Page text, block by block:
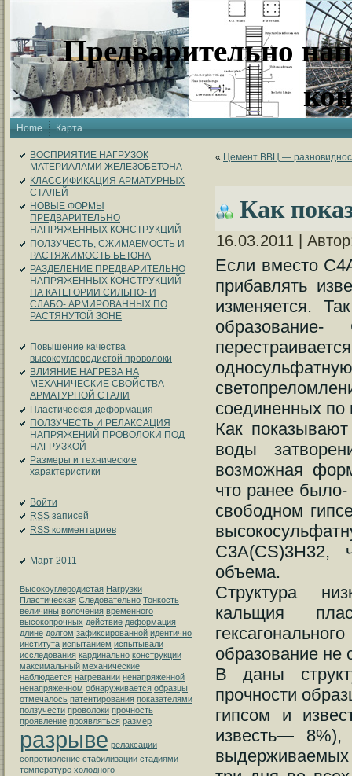
Предварительно
Home Карта
ВОСПРИЯТИЕ НАГРУЗОК
МАТЕРИАЛАМИ ЖЕЛЕЗОБЕТОНА
КЛАССИФИКАЦИЯ АРМАТУРНЫХ
СТАЛЕЙ
НОВЫЕ ФОРМЫ
ПРЕДВАРИТЕЛЬНО
НАПРЯЖЕННЫХ КОНСТРУКЦИЙ
ПОЛЗУЧЕСТЬ, СЖИМАЕМОСТЬ И
РАСТЯЖИМОСТЬ БЕТОНА
РАЗДЕЛЕНИЕ ПРЕДВАРИТЕЛЬНО
НАПРЯЖЕННЫХ КОНСТРУКЦИЙ
НА КАТЕГОРИИ СИЛЬНО- И
СЛАБО- АРМИРОВАННЫХ ПО
РАСТЯНУТОЙ ЗОНЕ
Повышение качества
высокоуглеродистой проволоки
ВЛИЯНИЕ НАГРЕВА НА
МЕХАНИЧЕСКИЕ СВОЙСТВА
АРМАТУРНОЙ СТАЛИ
Пластическая деформация
ПОЛЗУЧЕСТЬ И РЕЛАКСАЦИЯ
НАПРЯЖЕНИЙ ПРОВОЛОКИ ПОД
НАГРУЗКОЙ
Размеры и технические
характеристики
Войти
RSS записей
RSS комментариев
Март 2011
Высокоуглеродистая Нагрузки
Пластическая Следовательно Тонкость
величины волочения временного
высокопрочных действие деформация
длине долгом зафиксированной идентично
института испытанием испытывали
исследования кардинально конструкции
максимальный механические
наблюдается нагревании ненапряженной
ненапряженном обнаруживается образцы
отмечалось патентирования показателями
ползучести проволоки прочность
проявление проявляться размер
разрыве релаксации
сопротивление стабилизации стадиями
температуре холодного
« Цемент ВВЦ —
Как
16.03.2011 |
Если вместо
прибавлять
изменяется.
соединенных по
Как
воды
возможная
что ранее
свободном
C3A(CS)3H32,
объема.
Структура
кальщия
образование
В даны
прочности
гипсом и
известь—